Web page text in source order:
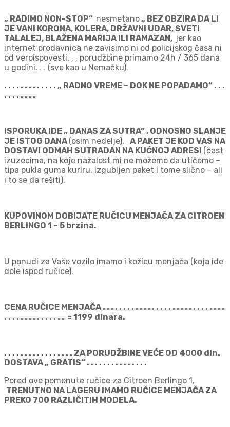
„ RADIMO NON-STOP“ nesmetano „ BEZ OBZIRA DA LI
JE VANI KORONA, KOLERA, DRŽAVNI UDAR, SVETI
TALALEJ, BLAŽENA MARIJA ILI RAMAZAN, jer kao
internet prodavnica ne zavisimo ni od policijskog časa ni
od veroispovesti. . . porudžbine primamo 24h / 365 dana
u godini. . . (sve kao u Nemačku).
. . . . . . . . . . . . . „ RADNO VREME – DOK NE POPADAMO“ . . .
. . . . . . . .
ISPORUKA IDE „ DANAS ZA SUTRA“ , ODNOSNO SLANJE
JE ISTOG DANA (osim nedelje),
A PAKET JE KOD VAS NA
DOSTAVI ODMAH SUTRADAN NA KUĆNOJ ADRESI (čast
izuzecima, na koje nažalost mi ne možemo da utičemo –
tipa pukla guma kuriru, izgubljen paket i tome slično – ali
i to se da rešiti).
KUPOVINOM DOBIJATE RUČICU MENJAČA ZA CITROEN
BERLINGO 1 – 5 brzina.
U ponudi za Vaše vozilo imamo i kožicu menjača (koja ide
dole ispod ručice).
CENA RUČICE MENJAČA . . . . . . . . . . . . . . . . . . . . . . . . . . . . . .
. . . . . . . . . . . . . . . = 1199 dinara.
. . . . . . . . . . . . . . . . . ZA PORUDŽBINE VEĆE OD 4000 din.
DOSTAVA „ GRATIS“ . . . . . . . . . . . . . . .
Pored ove pomenute ručice za Citroen Berlingo 1,
TRENUTNO NA LAGERU IMAMO RUČICE MENJAČA ZA
PREKO 700 RAZLIČITIH MODELA.